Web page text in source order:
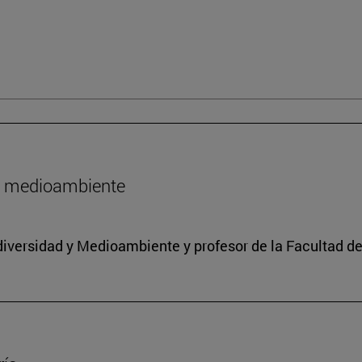
medioambiente
y Medioambiente y profesor de la Facultad